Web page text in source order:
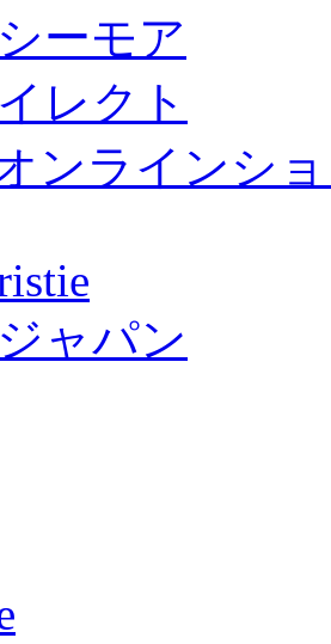
ーモア
レクト
ンラインシ
ャパン